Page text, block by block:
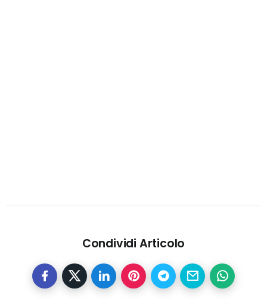
Condividi Articolo